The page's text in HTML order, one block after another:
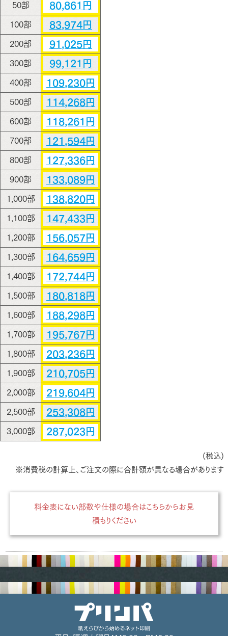
50部 80,861円
100部 83,974円
200部 91,025円
300部 99,121円
400部 109,230円
500部 114,268円
600部 118,261円
700部 121,594円
800部 127,336円
900部 133,089円
1,000部 138,820円
1,100部 147,433円
1,200部 156,057円
1,300部 164,659円
1,400部 172,744円
1,500部 180,818円
1,600部 188,298円
1,700部 195,767円
1,800部 203,236円
1,900部 210,705円
2,000部 219,604円
2,500部 253,308円
3,000部 287,023円
(税込)
※消費税の計算上、ご注文の際に合計額が異なる場合があります
料金表にない部数や仕様の場合はこちらからお見
積もりください